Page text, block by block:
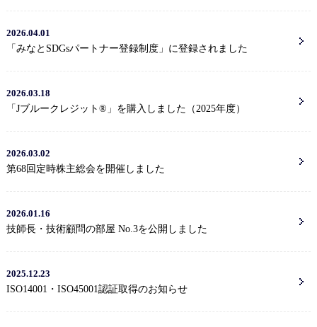
2026.04.01
「みなとSDGsパートナー登録制度」に登録されました
2026.03.18
「Jブルークレジット®」を購入しました（2025年度）
2026.03.02
第68回定時株主総会を開催しました
2026.01.16
技師長・技術顧問の部屋 No.3を公開しました
2025.12.23
ISO14001・ISO45001認証取得のお知らせ